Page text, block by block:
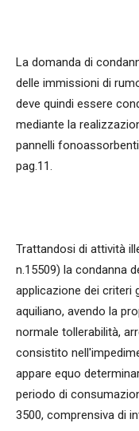
La domanda di
delle immissioni di
deve quindi essere
mediante la
pannelli
pag.11.
Trattandosi di attività
n.15509) la condanna
applicazione dei criteri
aquiliano, avendo la
normale tollerabilità,
consistito
appare equo
periodo di
3500, comprensiva di